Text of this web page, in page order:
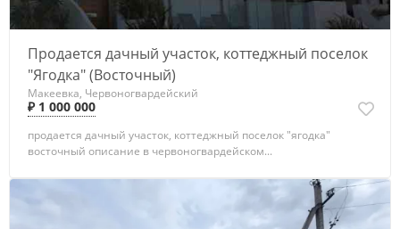
Продается дачный участок, коттеджный поселок
"Ягодка" (Восточный)
Макеевка, Червоногвардейский
₽ 1 000 000
продается дачный участок, коттеджный поселок "ягодка"
восточный описание в червоногвардейском...